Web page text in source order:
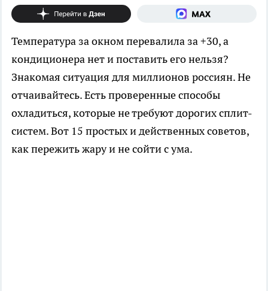
Температура за окном перевалила за +30, а
кондиционера нет и поставить его нельзя?
Знакомая ситуация для миллионов россиян. Не
отчаивайтесь. Есть проверенные способы
охладиться, которые не требуют дорогих сплит-
систем. Вот 15 простых и действенных советов,
как пережить жару и не сойти с ума.